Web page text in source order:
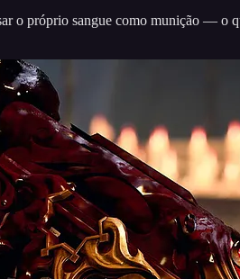
o próprio sangue como munição — o